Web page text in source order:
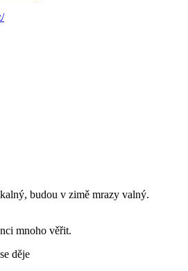
budou v zimě mrazy valný.
mnoho věřit.